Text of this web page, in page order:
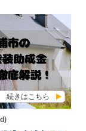
続きはこちら